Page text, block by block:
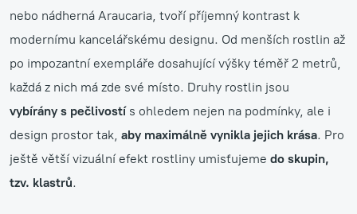
nebo nádherná Araucaria, tvoří příjemný kontrast k
modernímu kancelářskému designu. Od menších rostlin až
po impozantní exempláře dosahující výšky téměř 2 metrů,
každá z nich má zde své místo. Druhy rostlin jsou
vybírány s pečlivostís ohledem nejen na podmínky, ale i
design prostor tak, aby maximálně vynikla jejich krása. Pro
ještě větší vizuální efekt rostliny umisťujeme do skupin,
tzv. klastrů.